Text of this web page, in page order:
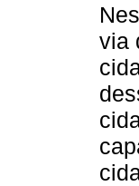
via